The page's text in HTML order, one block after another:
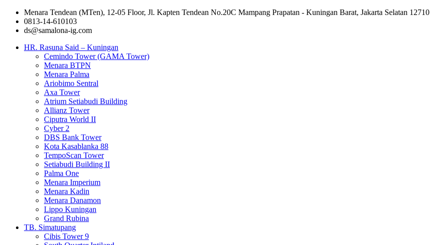
Menara Tendean (MTen), 12-05 Floor, Jl. Kapten Tendean No.20C Mampang Prapatan - Kuningan Barat, Jakarta Selatan 12710
0813-14-610103
ds@samalona-ig.com
HR. Rasuna Said – Kuningan
Cemindo Tower (GAMA Tower)
Menara BTPN
Menara Palma
Ariobimo Sentral
Axa Tower
Atrium Setiabudi Building
Allianz Tower
Ciputra World II
Cyber 2
DBS Bank Tower
Kota Kasablanka 88
TempoScan Tower
Setiabudi Building II
Palma One
Menara Imperium
Menara Kadin
Menara Danamon
Lippo Kuningan
Grand Rubina
TB. Simatupang
Cibis Tower 9